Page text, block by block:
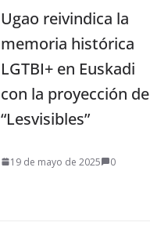
Ugao reivindica la
memoria histórica
LGTBI+ en Euskadi
con la proyección de
“Lesvisibles”
19 de mayo de 2025 0